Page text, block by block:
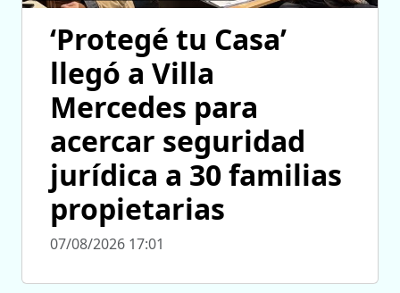
‘Protegé tu Casa’
llegó a Villa
Mercedes para
acercar seguridad
jurídica a 30 familias
propietarias
07/08/2026 17:01